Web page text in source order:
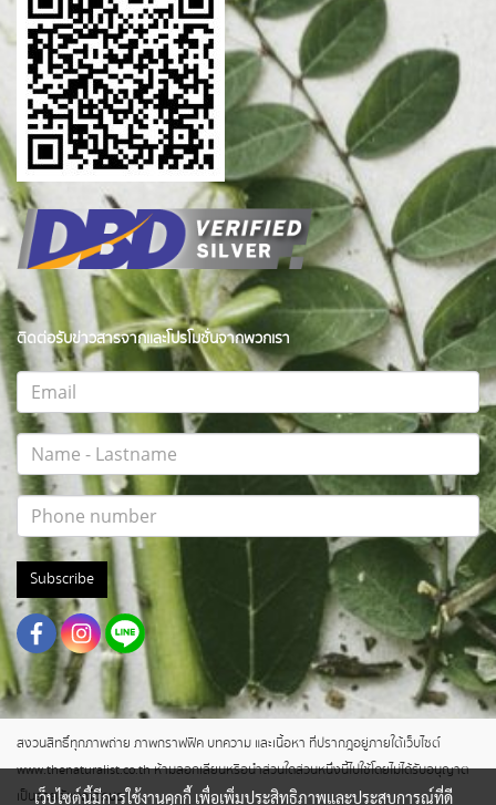
ติดต่อรับข่าวสารจากและโปรโมชั่นจากพวกเรา
Subscribe
สงวนสิทธิ์ทุกภาพถ่าย ภาพกราฟฟิค บทความ และเนื้อหา ที่ปรากฎอยู่ภายใต้เว็บไซต์
www.thenaturalist.co.th ห้ามลอกเลียนหรือนำส่วนใดส่วนหนึ่งนี้ไปใช้โดยไม่ได้รับอนุญาต
เป็นลายลักษณ์อักษร
เว็บไซต์นี้มีการใช้งานคุกกี้ เพื่อเพิ่มประสิทธิภาพและประสบการณ์ที่ดี